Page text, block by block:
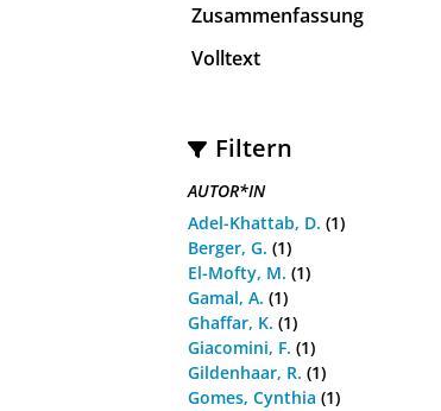
Zusammenfassung
Volltext
Filtern
AUTOR*IN
Adel-Khattab, D. (1)
Berger, G. (1)
El-Mofty, M. (1)
Gamal, A. (1)
Ghaffar, K. (1)
Giacomini, F. (1)
Gildenhaar, R. (1)
Gomes, Cynthia (1)